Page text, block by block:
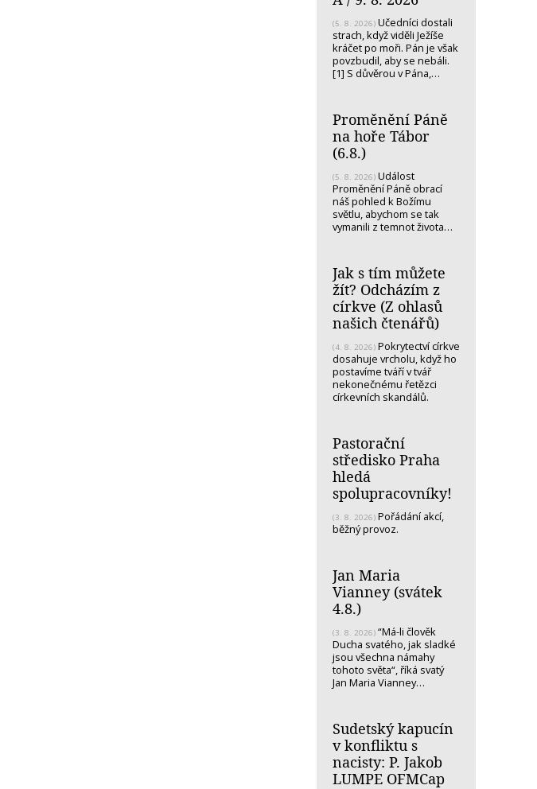
(5. 8. 2026) Učedníci dostali
strach, když viděli Ježíše
kráčet po moři. Pán je však
povzbudil, aby se nebáli.
[1] S důvěrou v Pána,…
Proměnění Páně
na hoře Tábor
(6.8.)
(5. 8. 2026) Událost
Proměnění Páně obrací
náš pohled k Božímu
světlu, abychom se tak
vymanili z temnot života…
Jak s tím můžete
žít? Odcházím z
církve (Z ohlasů
našich čtenářů)
(4. 8. 2026) Pokrytectví církve
dosahuje vrcholu, když ho
postavíme tváří v tvář
nekonečnému řetězci
církevních skandálů.
Pastorační
středisko Praha
hledá
spolupracovníky!
(3. 8. 2026) Pořádání akcí,
běžný provoz.
Jan Maria
Vianney (svátek
4.8.)
(3. 8. 2026) “Má-li člověk
Ducha svatého, jak sladké
jsou všechna námahy
tohoto světa“, říká svatý
Jan Maria Vianney…
Sudetský kapucín
v konfliktu s
nacisty: P. Jakob
LUMPE OFMCap